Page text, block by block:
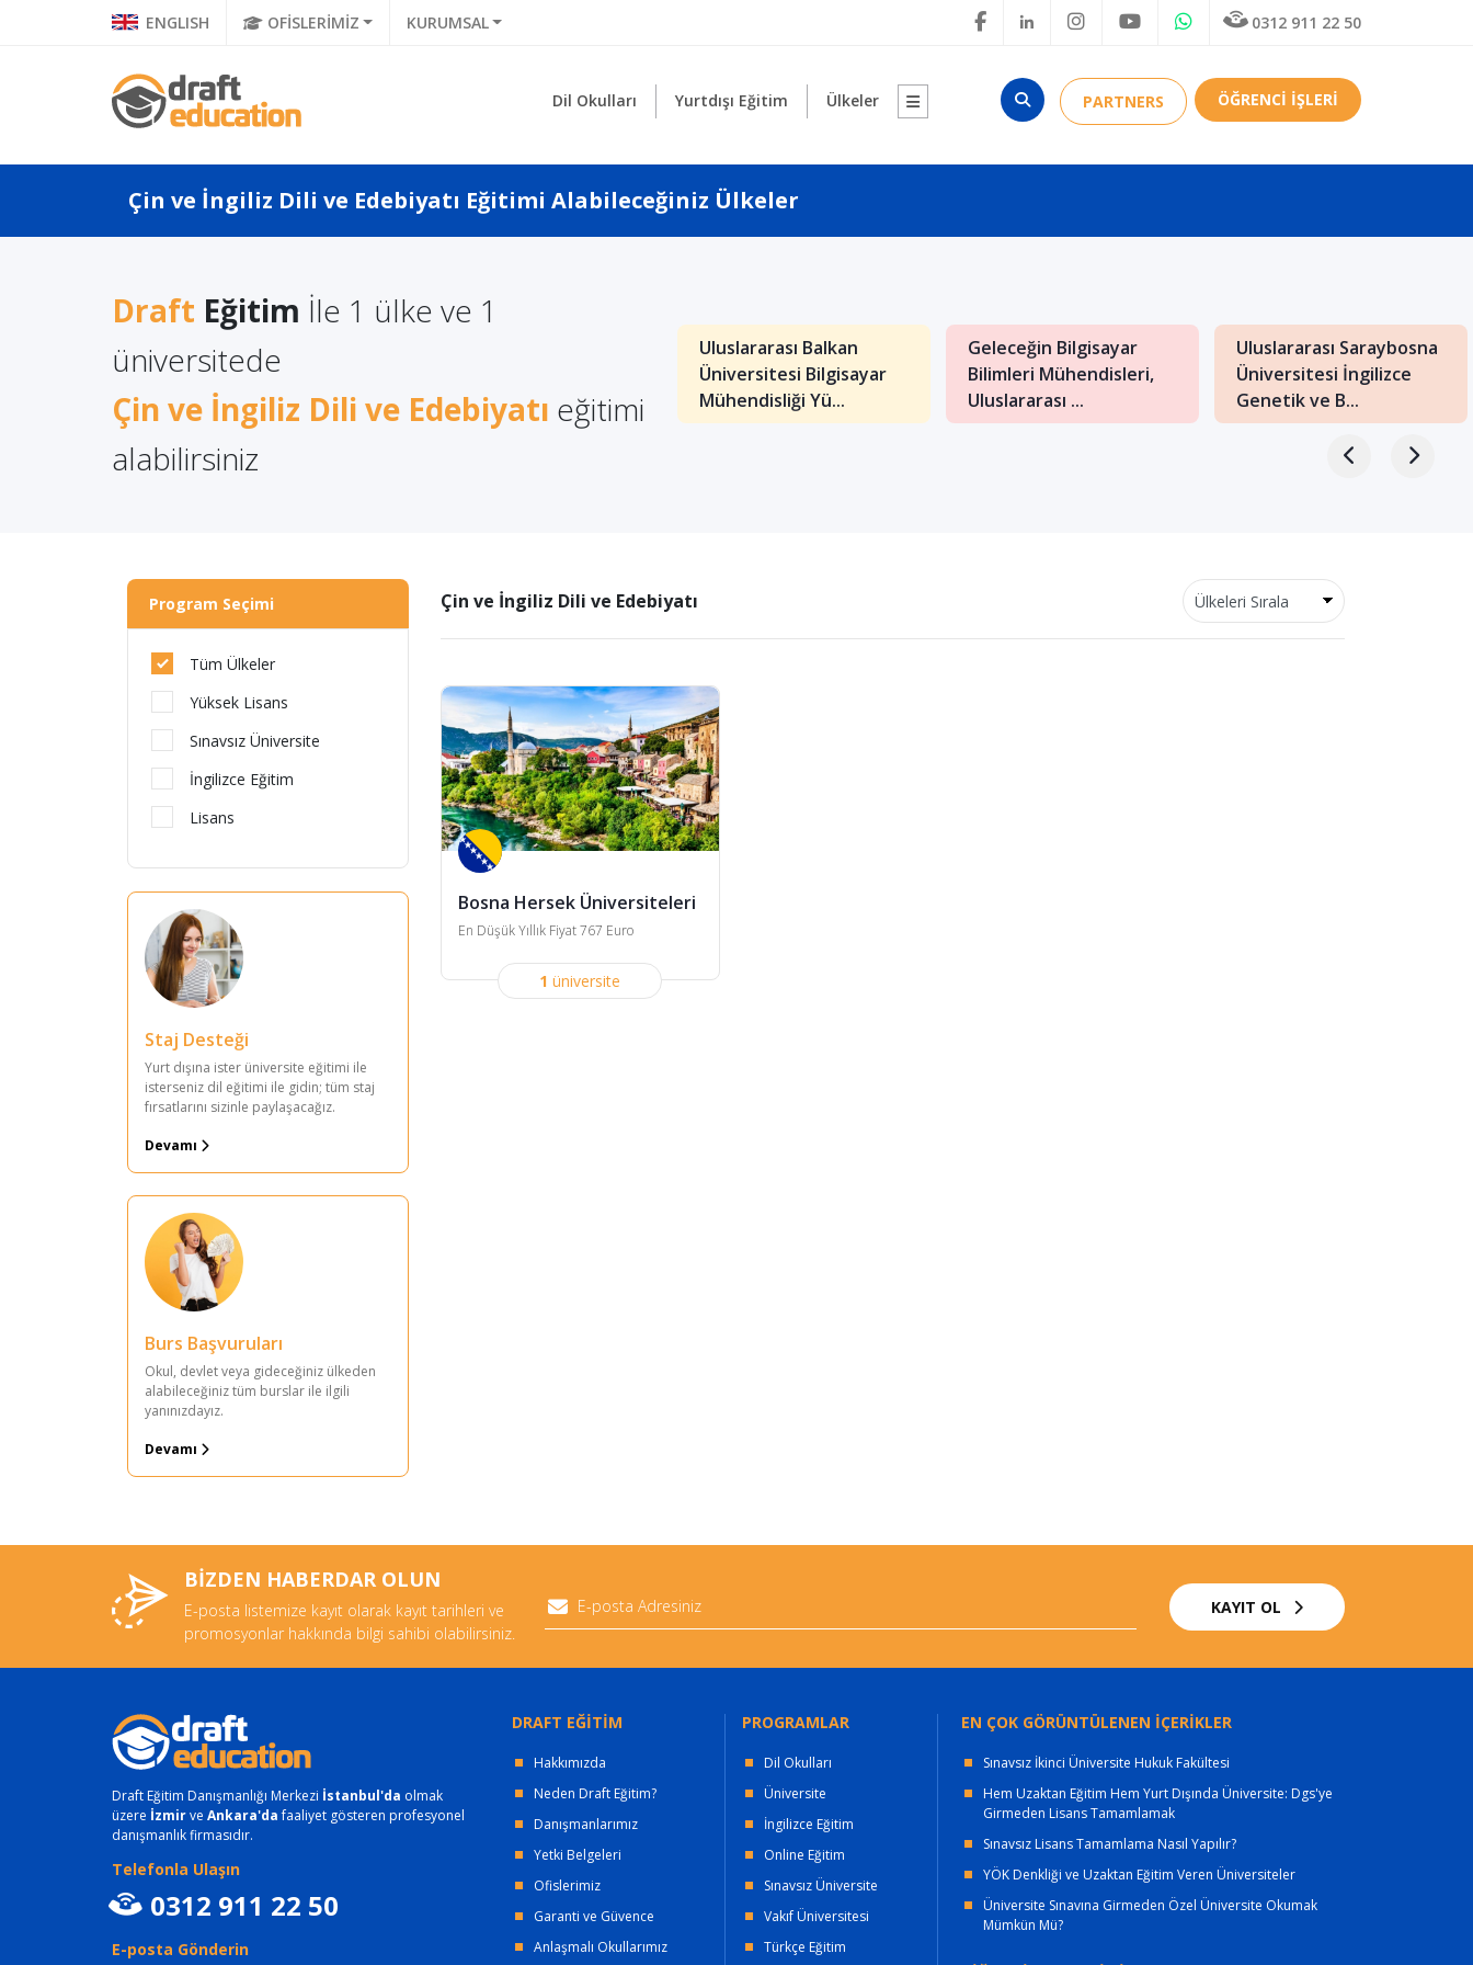
ENGLISH OFİSLERİMİZ KURUMSAL 0312 911 22 50
Dil Okulları Yurtdışı Eğitim Ülkeler PARTNERS ÖĞRENCİ İŞLERİ
Çin ve İngiliz Dili ve Edebiyatı Eğitimi Alabileceğiniz Ülkeler
Draft Eğitim İle 1 ülke ve 1
üniversitede
Çin ve İngiliz Dili ve Edebiyatı eğitimi
alabilirsiniz
Polonya: İngilizce İşletme
Eğitiminde Kaliteli Eğitim
Öğretmenliği...
Uluslararası Balkan
Üniversitesi Bilgisayar
Mühendisliği Yü...
Geleceğin Bilgisayar
Bilimleri Mühendisleri,
Uluslararası ...
Uluslararası Saraybosna
Üniversitesi İngilizce
Genetik ve B...
Program Seçimi
Tüm Ülkeler
Yüksek Lisans
Sınavsız Üniversite
İngilizce Eğitim
Lisans
Staj Desteği
Yurt dışına ister üniversite eğitimi ile
isterseniz dil eğitimi ile gidin; tüm staj
fırsatlarını sizinle paylaşacağız.
Devamı
Burs Başvuruları
Okul, devlet veya gideceğiniz ülkeden
alabileceğiniz tüm burslar ile ilgili
yanınızdayız.
Devamı
Çin ve İngiliz Dili ve Edebiyatı
Bosna Hersek Üniversiteleri
En Düşük Yıllık Fiyat 767 Euro
1 üniversite
BİZDEN HABERDAR OLUN
E-posta listemize kayıt olarak kayıt tarihleri ve
promosyonlar hakkında bilgi sahibi olabilirsiniz.
KAYIT OL
Draft Eğitim Danışmanlığı Merkezi İstanbul'da olmak
üzere İzmirve Ankara'dafaaliyet gösteren profesyonel
danışmanlık firmasıdır.
Telefonla Ulaşın
0312 911 22 50
E-posta Gönderin
DRAFT EĞİTİM
Hakkımızda
Neden Draft Eğitim?
Danışmanlarımız
Yetki Belgeleri
Ofislerimiz
Garanti ve Güvence
Anlaşmalı Okullarımız
PROGRAMLAR
Dil Okulları
Üniversite
İngilizce Eğitim
Online Eğitim
Sınavsız Üniversite
Vakıf Üniversitesi
Türkçe Eğitim
EN ÇOK GÖRÜNTÜLENEN İÇERİKLER
Sınavsız İkinci Üniversite Hukuk Fakültesi
Hem Uzaktan Eğitim Hem Yurt Dışında Üniversite: Dgs'ye
Girmeden Lisans Tamamlamak
Sınavsız Lisans Tamamlama Nasıl Yapılır?
YÖK Denkliği ve Uzaktan Eğitim Veren Üniversiteler
Üniversite Sınavına Girmeden Özel Üniversite Okumak
Mümkün Mü?